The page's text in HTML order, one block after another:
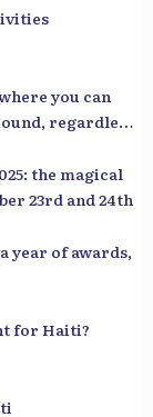
you can
regardless
the magical
23rd and 24th
year of awards,
for Haiti?